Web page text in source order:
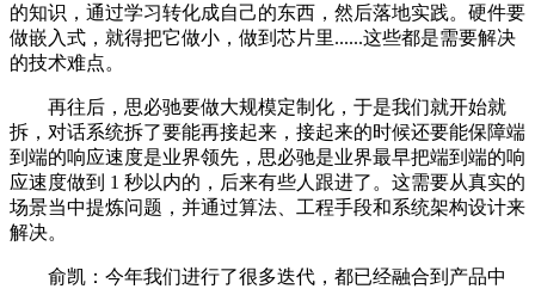
的知识，通过学习转化成自己的东西，然后落地实践。硬件要
做嵌入式，就得把它做小，做到芯片里......这些都是需要解决
的技术难点。
再往后，思必驰要做大规模定制化，于是我们就开始就
拆，对话系统拆了要能再接起来，接起来的时候还要能保障端
到端的响应速度是业界领先，思必驰是业界最早把端到端的响
应速度做到 1 秒以内的，后来有些人跟进了。这需要从真实的
场景当中提炼问题，并通过算法、工程手段和系统架构设计来
解决。
俞凯：今年我们进行了很多迭代，都已经融合到产品中